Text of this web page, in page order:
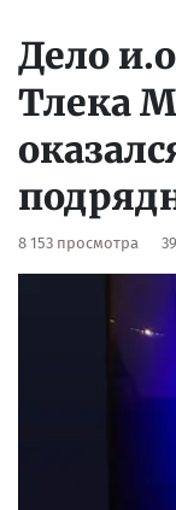
Дело
Тлека
8 153 просмотра